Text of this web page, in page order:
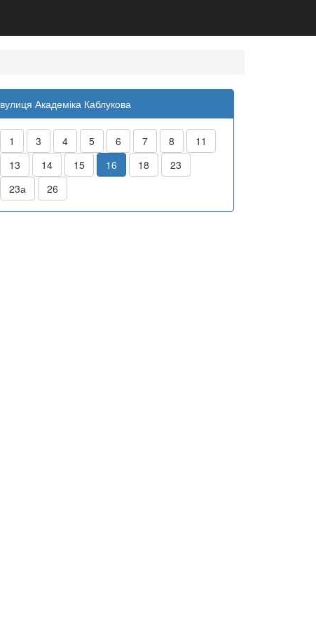
вулиця Академіка Каблукова
1 3 4 5 6 7 8
11
13
14 15 16 18
23
23а
26